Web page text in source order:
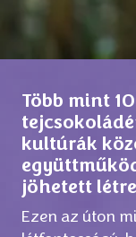
Több mint
kultúrák
jöhetett
Ezen az úton